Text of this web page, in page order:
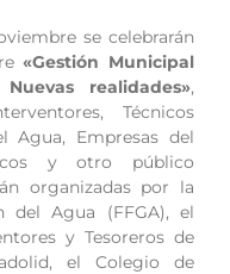
se celebrarán
«Gestión Municipal
realidades»,
Técnicos
Agua, Empresas del
y otro público
organizadas por la
del Agua (FFGA), el
y Tesoreros de
el Colegio de